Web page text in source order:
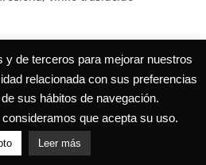
y de terceros para mejorar nuestros
relacionada con sus preferencias
sus hábitos de navegación.
que acepta su uso.
Leer más